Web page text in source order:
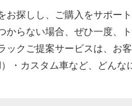
探しし、ご購入をサポー
らない場合、ぜひ一度、
クご提案サービスは、お
カスタム車など、どんな